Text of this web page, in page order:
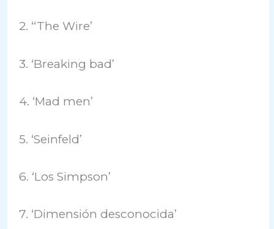
2. ‘‘The Wire’
3. ‘Breaking bad’
4. ‘Mad men’
5. ‘Seinfeld’
6. ‘Los Simpson’
7. ‘Dimensión desconocida’